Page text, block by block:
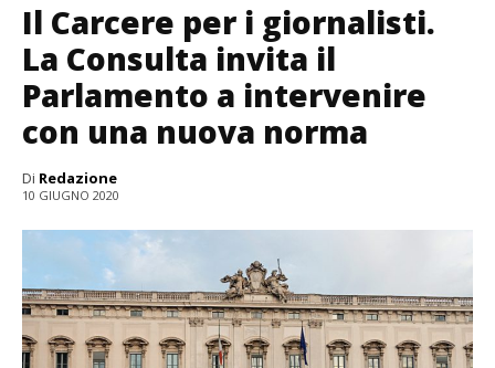
Il Carcere per i giornalisti.
La Consulta invita il
Parlamento a intervenire
con una nuova norma
Di Redazione
10 GIUGNO 2020